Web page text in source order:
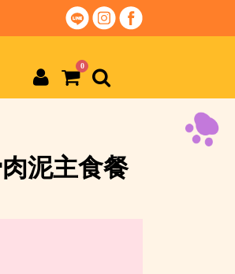
0
泥主食餐